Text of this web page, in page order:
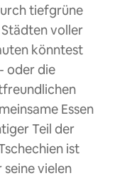
tiefgrüne
voller
könntest
oder die
Essen
Teil der
ist
vielen